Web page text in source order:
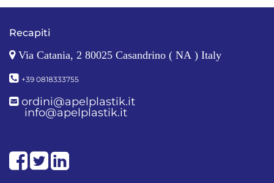
Recapiti
Via Catania, 2 80025 Casandrino ( NA ) Italy
+39 0818333755
ordini@apelplastik.it
info@apelplastik.it
Facebook
TwitterLinkedIn